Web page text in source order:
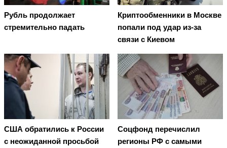
Рубль продолжает
стремительно падать
Криптообменники в Москве
попали под удар из-за
связи с Киевом
США обратились к России
с неожиданной просьбой
Соцфонд перечислил
регионы РФ с самыми